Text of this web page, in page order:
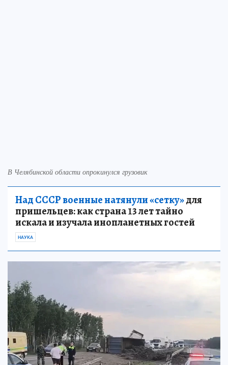
В Челябинской области опрокинулся грузовик
Над СССР военные натянули «сетку»для
пришельцев: как страна 13 лет тайно
искала и изучала инопланетных гостей
НАУКА